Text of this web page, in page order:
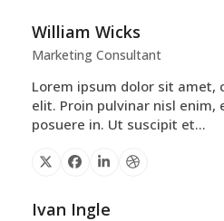
William Wicks
Marketing Consultant
Lorem ipsum dolor sit amet,
elit. Proin pulvinar nisl enim,
posuere in. Ut suscipit et…
X Facebook
LinkedinDribbble
Ivan Ingle